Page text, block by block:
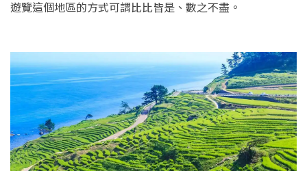
遊覽這個地區的方式可謂比比皆是、數之不盡。